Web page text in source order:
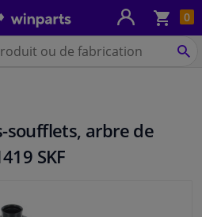
0
soufflets, arbre de
SKF